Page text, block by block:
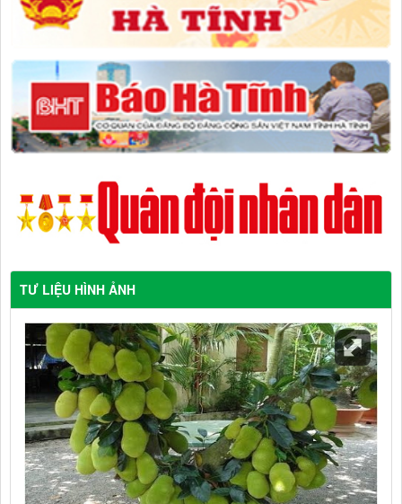
TƯ LIỆU HÌNH ẢNH